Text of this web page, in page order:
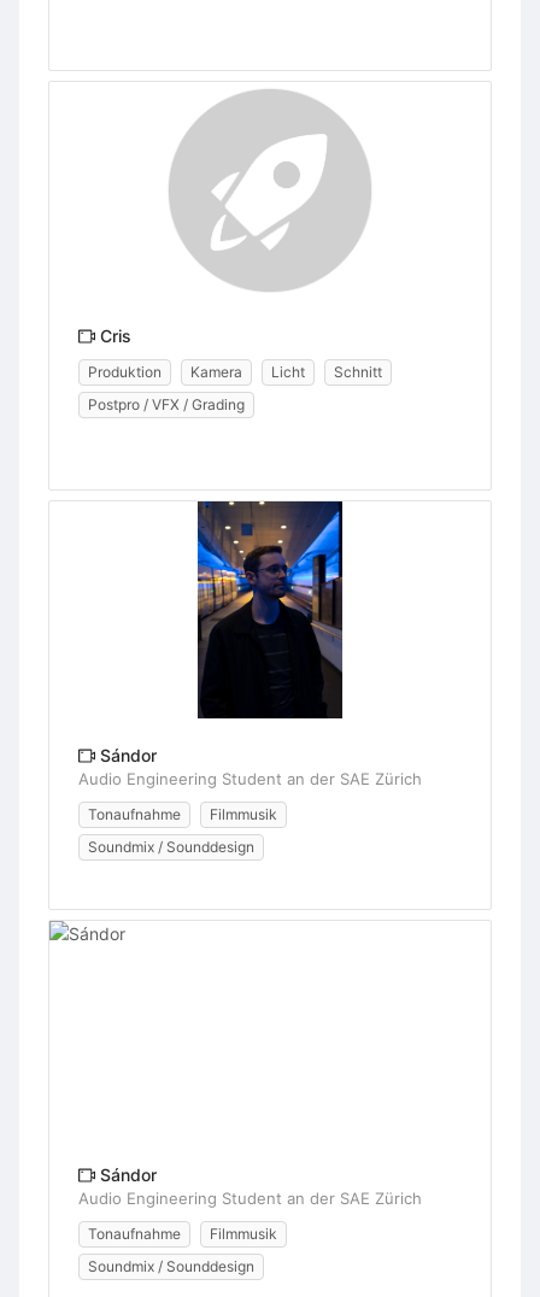
Cris
Produktion Kamera Licht
Schnitt
Postpro / VFX / Grading
Sándor
Audio Engineering Student an der SAE Zürich
Tonaufnahme
Filmmusik
Soundmix / Sounddesign
Sándor
Audio Engineering Student an der SAE Zürich
Tonaufnahme
Filmmusik
Soundmix / Sounddesign